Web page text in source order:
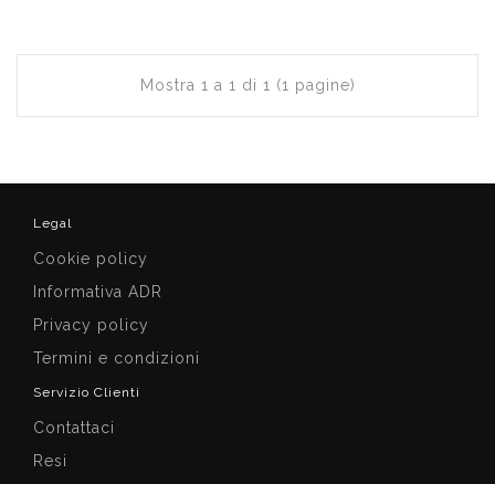
Mostra 1 a 1 di 1 (1 pagine)
Legal
Cookie policy
Informativa ADR
Privacy policy
Termini e condizioni
Servizio Clienti
Contattaci
Resi